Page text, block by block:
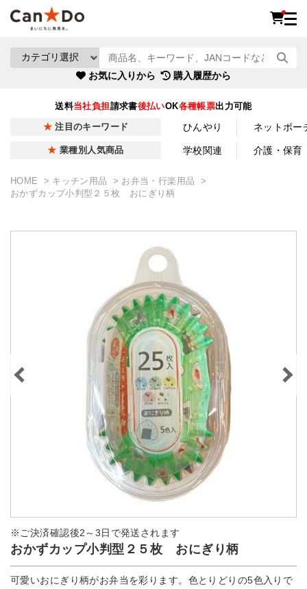
お気に入りから 購入履歴から
送料当社負担請求書後払いOK各種帳票出力可能
注目のキーワード ひんやり ネットポー
業種別人気商品 学校関連 介護・保育
HOME キッチン用品
お弁当・行楽用品
おかずカップ小判型２５枚 おにぎり柄
※ご決済確認後2～3日で発送されます
おかずカップ小判型２５枚 おにぎり柄
可愛いおにぎり柄がお弁当を彩ります。色とりどりの5色入りで